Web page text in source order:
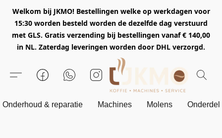
Welkom bij JKMO! Bestellingen welke op werkdagen voor
15:30 worden besteld worden de dezelfde dag verstuurd
met GLS. Gratis verzending bij bestellingen vanaf € 140,00
in NL. Zaterdag leveringen worden door DHL verzorgd.
Onderhoud & reparatie Machines Molens